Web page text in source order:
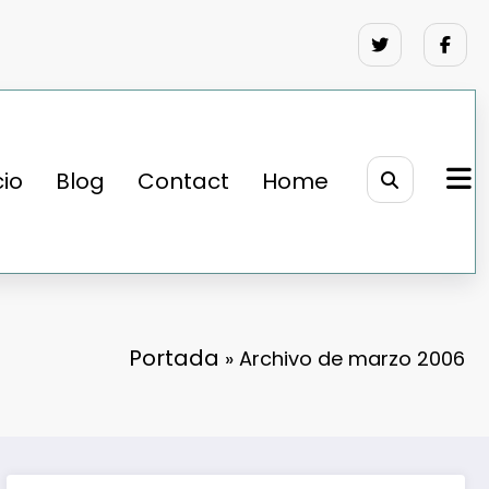
Blog Contact Home
Portada » Archivo de marzo 2006